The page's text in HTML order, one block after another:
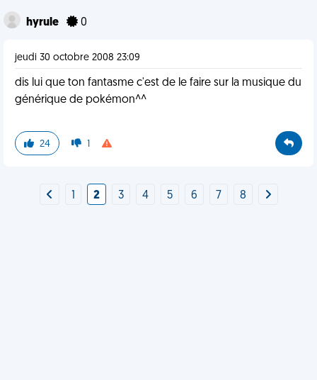
hyrule 0
jeudi 30 octobre 2008 23:09
dis lui que ton fantasme c'est de le faire sur la musique du
générique de pokémon^^
24 1
2 3 4 5 6 7 8